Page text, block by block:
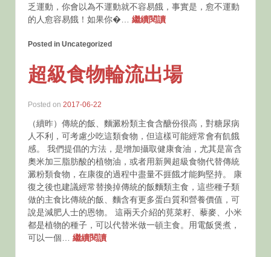
乏運動，你會以為不運動就不容易餓，事實是，愈不運動
的人愈容易餓！如果你�… 繼續閱讀
Posted in Uncategorized
超級食物輪流出場
Posted on 2017-06-22
（續昨）傳統的飯、麵澱粉類主食含醣份很高，對糖尿病
人不利，可考慮少吃這類食物，但這樣可能經常會有飢餓
感。 我們提倡的方法，是增加攝取健康食油，尤其是富含
奧米加三脂肪酸的植物油，或者用新興超級食物代替傳統
澱粉類食物，在康復的過程中盡量不捱餓才能夠堅持。 康
復之後也建議經常替換掉傳統的飯麵類主食，這些種子類
做的主食比傳統的飯、麵含有更多蛋白質和營養價值，可
說是減肥人士的恩物。 這兩天介紹的莧菜籽、藜麥、小米
都是植物的種子，可以代替米做一頓主食。用電飯煲煮，
可以一個… 繼續閱讀